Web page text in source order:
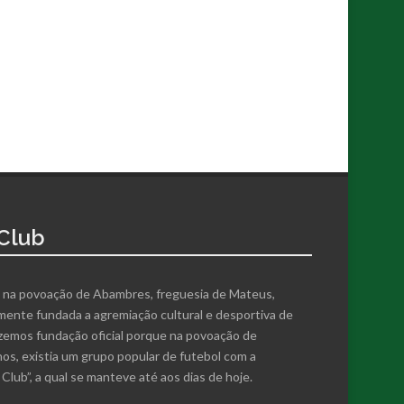
povoação de Abambres, freguesia de Mateus,
fundada a agremiação cultural e desportiva de
fundação oficial porque na povoação de
existia um grupo popular de futebol com a
a qual se manteve até aos dias de hoje.